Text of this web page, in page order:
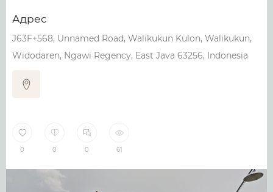
Адрес
J63F+568, Unnamed Road, Walikukun Kulon, Walikukun,
Widodaren, Ngawi Regency, East Java 63256, Indonesia
0 0 0 61